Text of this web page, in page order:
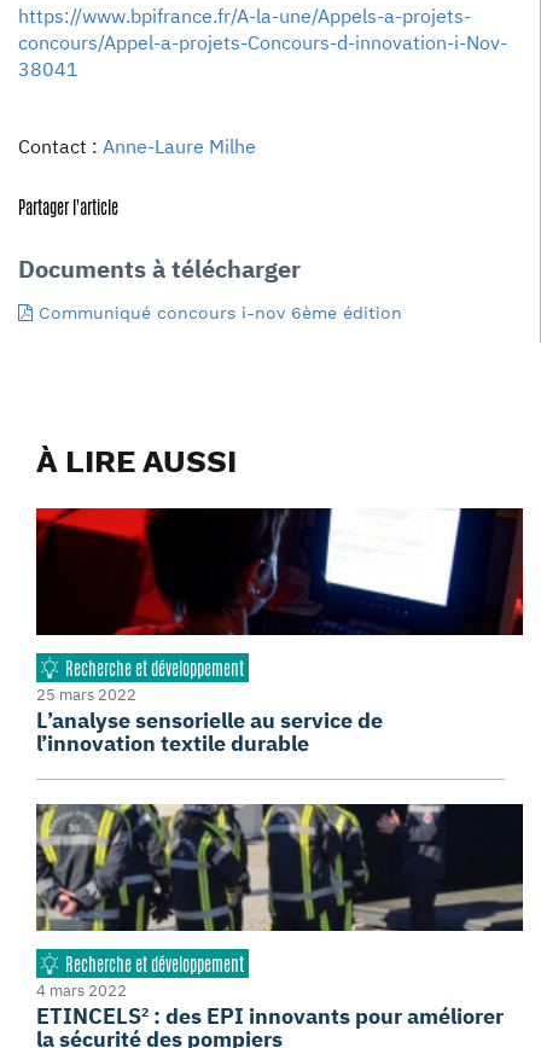
https://www.bpifrance.fr/A-la-une/Appels-a-projets-
concours/Appel-a-projets-Concours-d-innovation-i-Nov-
38041
Contact : Anne-Laure Milhe
Partager l'article
Documents à télécharger
Communiqué concours i-nov 6ème édition
À LIRE AUSSI
Recherche et développement
25 mars 2022
L’analyse sensorielle au service de
l’innovation textile durable
Recherche et développement
4 mars 2022
ETINCELS² : des EPI innovants pour améliorer
la sécurité des pompiers